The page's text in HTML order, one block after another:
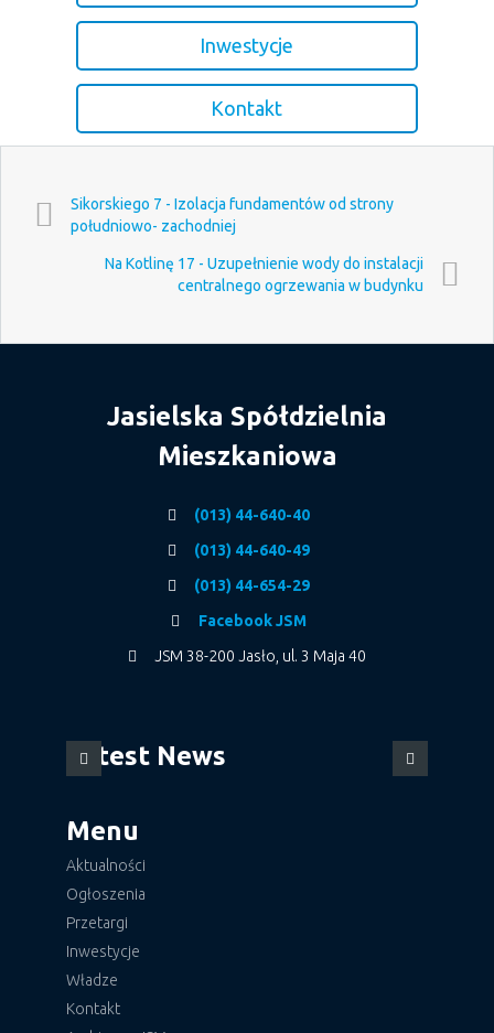
Inwestycje
Kontakt
Sikorskiego 7 - Izolacja fundamentów od strony
południowo- zachodniej
Na Kotlinę 17 - Uzupełnienie wody do instalacji
centralnego ogrzewania w budynku
Jasielska Spółdzielnia
Mieszkaniowa
(013) 44-640-40
(013) 44-640-49
(013) 44-654-29
Facebook JSM
JSM 38-200 Jasło, ul. 3 Maja 40
Latest News
Menu
Aktualności
Ogłoszenia
Przetargi
Inwestycje
Władze
Kontakt